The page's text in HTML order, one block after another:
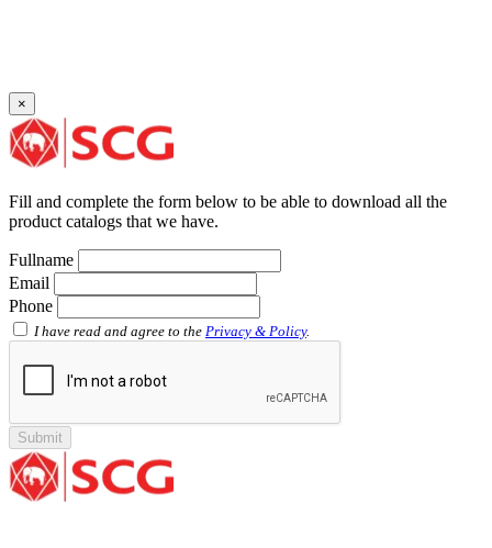
Faucet Elbow 90′ with Metal Insert SCG AW
Faucet Socket SCG AW
Faucet Tee with Metal Insert SCG AW
Socket with PVC Flange SCG AW
Pipe Clip SCG AW
Plug SCG AW
Shinkolite
SCG PVC Door
Tipe Polos Warna
Tipe Minimalis
Tipe Bunga
×
Fill and complete the form below to be able to download all the
product catalogs that we have.
Fullname
Email
Phone
I have read and agree to the Privacy & Policy.